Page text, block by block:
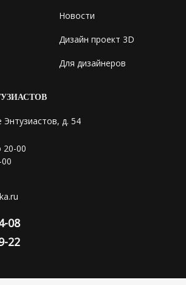
Новости
Дизайн проект 3D
Для дизайнеров
д. 54
20-00
08
22